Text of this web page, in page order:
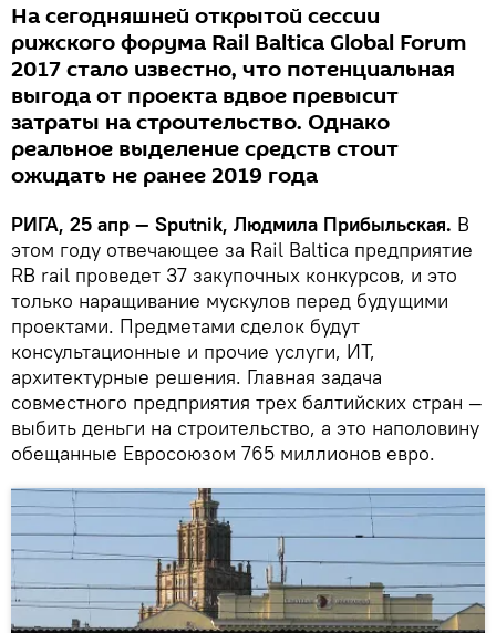
На сегодняшней открытой сессии
рижского форума Rail Baltica Global Forum
2017 стало известно, что потенциальная
выгода от проекта вдвое превысит
затраты на строительство. Однако
реальное выделение средств стоит
ожидать не ранее 2019 года
РИГА, 25 апр — Sputnik, Людмила Прибыльская. В
этом году отвечающее за Rail Baltica предприятие
RB rail проведет 37 закупочных конкурсов, и это
только наращивание мускулов перед будущими
проектами. Предметами сделок будут
консультационные и прочие услуги, ИТ,
архитектурные решения. Главная задача
совместного предприятия трех балтийских стран —
выбить деньги на строительство, а это наполовину
обещанные Евросоюзом 765 миллионов евро.